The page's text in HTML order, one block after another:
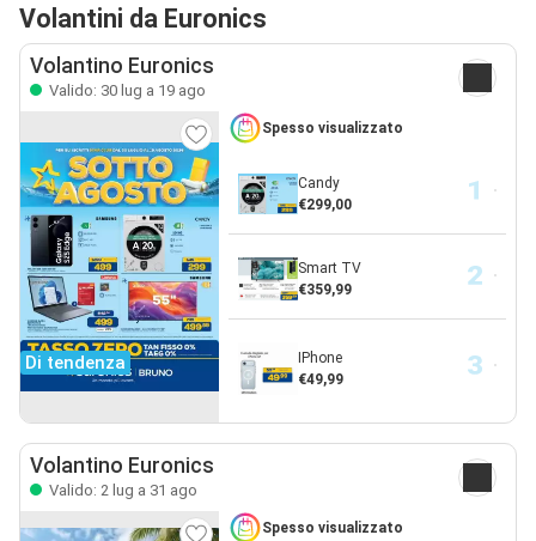
Volantini da Euronics
Volantino Euronics
Valido: 30 lug a 19 ago
Di tendenza
Spesso visualizzato
Candy
€299,00
Smart TV
€359,99
IPhone
€49,99
Volantino Euronics
Valido: 2 lug a 31 ago
Spesso visualizzato